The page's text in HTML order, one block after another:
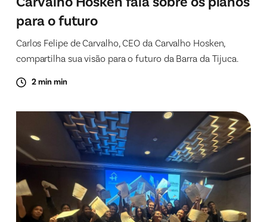
para o futuro
Carlos Felipe de Carvalho, CEO da Carvalho Hosken,
compartilha sua visão para o futuro da Barra da Tijuca.
2 min min